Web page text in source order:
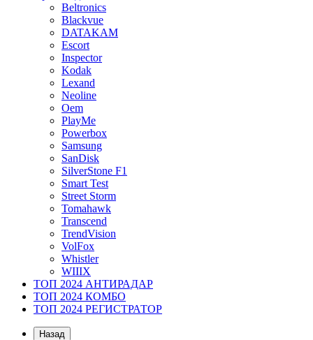
Beltronics
Blackvue
DATAKAM
Escort
Inspector
Kodak
Lexand
Neoline
Oem
PlayMe
Powerbox
Samsung
SanDisk
SilverStone F1
Smart Test
Street Storm
Tomahawk
Transcend
TrendVision
VolFox
Whistler
WIIIX
ТОП 2024 АНТИРАДАР
ТОП 2024 КОМБО
ТОП 2024 РЕГИСТРАТОР
Назад